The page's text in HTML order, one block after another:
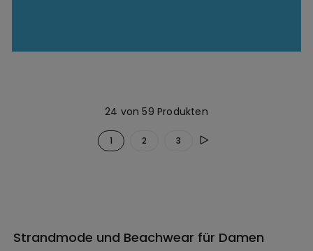
24 von 59 Produkten
1 2 3
Strandmode und Beachwear für Damen